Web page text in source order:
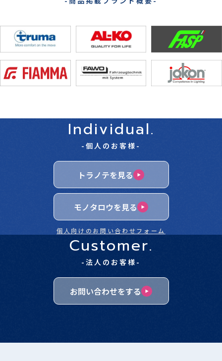
Individual.
-個人のお客様-
トラノテを見る
モノタロウを見る
個人向けのお問い合わせフォーム
Customer.
-法人のお客様-
お問い合わせをする